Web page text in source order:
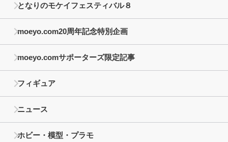
となりのモケイフェスティバル８
moeyo.com20周年記念特別企画
moeyo.comサポーターズ限定記事
フィギュア
ニュース
ホビー・模型・プラモ